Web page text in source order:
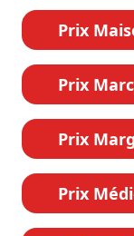
Prix
Prix
Prix
Prix